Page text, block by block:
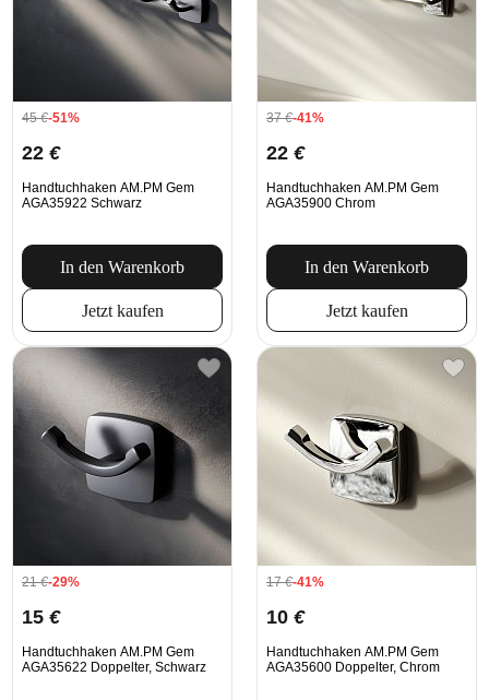
45€-51%
22 €
Handtuchhaken AM.PM Gem
AGA35922 Schwarz
In den Warenkorb
Jetzt kaufen
37€-41%
22 €
Handtuchhaken AM.PM Gem
AGA35900 Chrom
In den Warenkorb
Jetzt kaufen
21€-29%
15 €
Handtuchhaken AM.PM Gem
AGA35622 Doppelter, Schwarz
17€-41%
10 €
Handtuchhaken AM.PM Gem
AGA35600 Doppelter, Chrom